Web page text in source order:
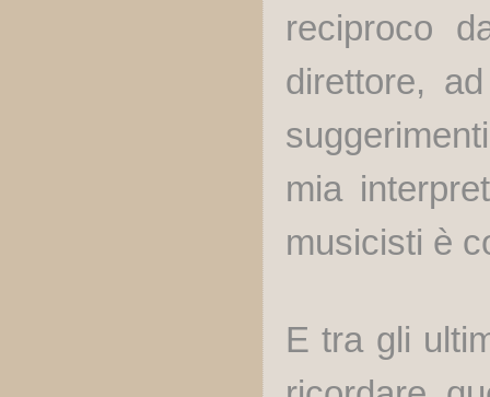
reciproco
direttore,
mia
musicisti è
E tra gli